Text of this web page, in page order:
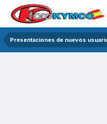
Presentaciones de nuevos